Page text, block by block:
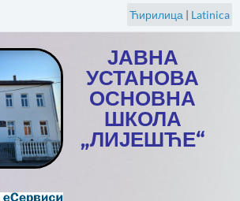
Ћирилица | Latinica
ЈАВНА
УСТАНОВА
ОСНОВНА
ШКОЛА
„ЛИЈЕШЋЕ“